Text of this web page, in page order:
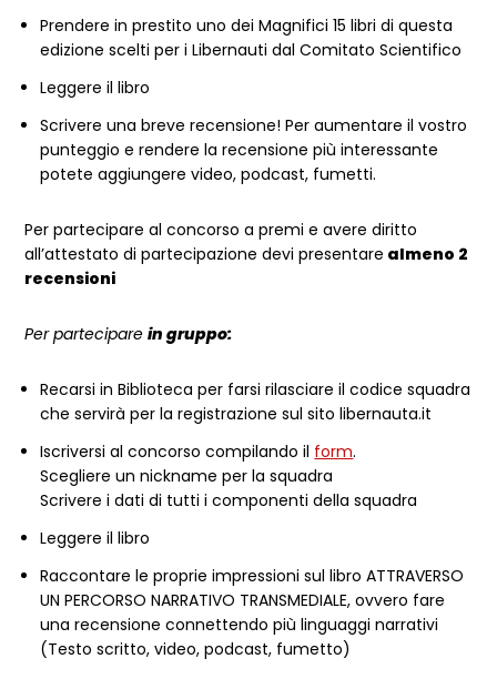
Prendere in prestito uno dei Magnifici 15 libri di questa
edizione scelti per i Libernauti dal Comitato Scientifico
Leggere il libro
Scrivere una breve recensione! Per aumentare il vostro
punteggio e rendere la recensione più interessante
potete aggiungere video, podcast, fumetti.
Per partecipare al concorso a premi e avere diritto
all’attestato di partecipazione devi presentare almeno 2
recensioni
Per parteciparein gruppo:
Recarsi in Biblioteca per farsi rilasciare il codice squadra
che servirà per la registrazione sul sito libernauta.it
Iscriversi al concorso compilando il form.
Scegliere un nickname per la squadra
Scrivere i dati di tutti i componenti della squadra
Leggere il libro
Raccontare le proprie impressioni sul libro ATTRAVERSO
UN PERCORSO NARRATIVO TRANSMEDIALE, ovvero fare
una recensione connettendo più linguaggi narrativi
(Testo scritto, video, podcast, fumetto)